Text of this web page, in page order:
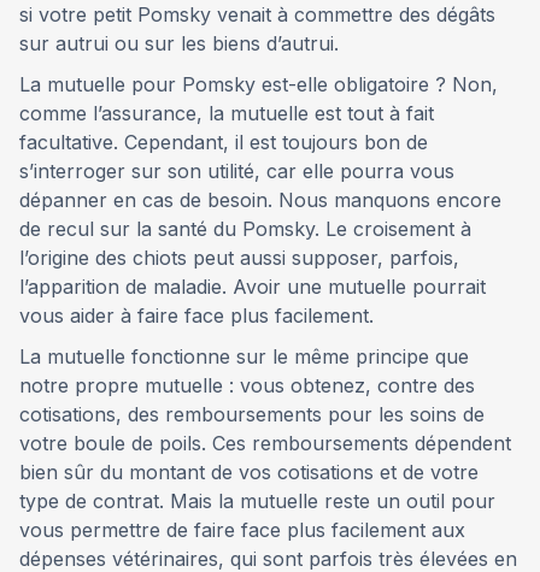
si votre petit Pomsky venait à commettre des dégâts
sur autrui ou sur les biens d’autrui.
La mutuelle pour Pomsky est-elle obligatoire ? Non,
comme l’assurance, la mutuelle est tout à fait
facultative. Cependant, il est toujours bon de
s’interroger sur son utilité, car elle pourra vous
dépanner en cas de besoin. Nous manquons encore
de recul sur la santé du Pomsky. Le croisement à
l’origine des chiots peut aussi supposer, parfois,
l’apparition de maladie. Avoir une mutuelle pourrait
vous aider à faire face plus facilement.
La mutuelle fonctionne sur le même principe que
notre propre mutuelle : vous obtenez, contre des
cotisations, des remboursements pour les soins de
votre boule de poils. Ces remboursements dépendent
bien sûr du montant de vos cotisations et de votre
type de contrat. Mais la mutuelle reste un outil pour
vous permettre de faire face plus facilement aux
dépenses vétérinaires, qui sont parfois très élevées en